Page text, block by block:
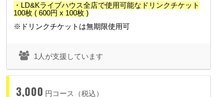
・LD&Kライブハウス全店で使用可能なドリンクチケット
100枚 ( 600円 x 100枚 )
※ ドリンクチケットは無期限使用可
1人が支援しています
3,000 円コース（税込）